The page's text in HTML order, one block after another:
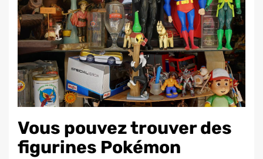
Vous pouvez trouver des
figurines Pokémon